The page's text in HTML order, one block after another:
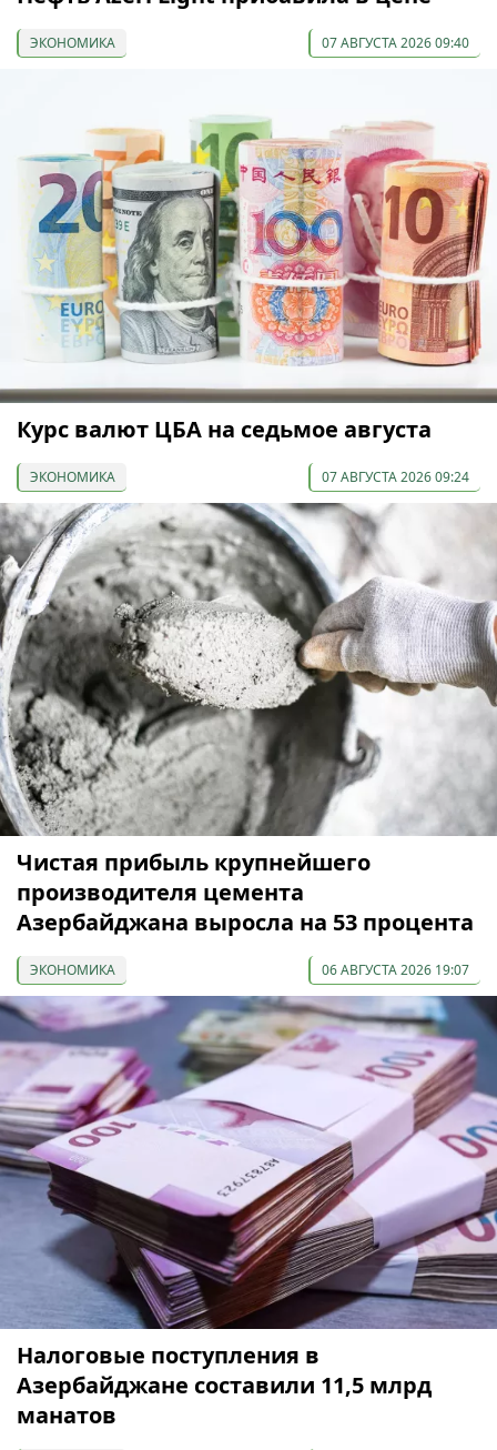
ЭКОНОМИКА 07 АВГУСТА 2026 09:40
Курс валют ЦБА на седьмое августа
ЭКОНОМИКА 07 АВГУСТА 2026 09:24
Чистая прибыль крупнейшего
производителя цемента
Азербайджана выросла на 53 процента
ЭКОНОМИКА 06 АВГУСТА 2026 19:07
Налоговые поступления в
Азербайджане составили 11,5 млрд
манатов